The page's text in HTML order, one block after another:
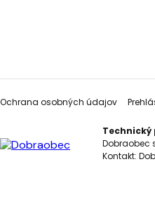
Ochrana osobných údajov
Dobraobec
Kontakt: